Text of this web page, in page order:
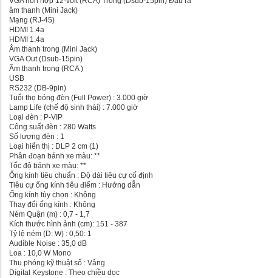
âm thanh (Mini Jack)
Mạng (RJ-45)
HDMI 1.4a
HDMI 1.4a
Âm thanh trong (Mini Jack)
VGA Out (Dsub-15pin)
Âm thanh trong (RCA )
USB
RS232 (DB-9pin)
Tuổi thọ bóng đèn (Full Power) : 3.000 giờ
Lamp Life (chế độ sinh thái) : 7.000 giờ
Loại đèn : P-VIP
Công suất đèn : 280 Watts
Số lượng đèn : 1
Loại hiển thị : DLP 2 cm (1)
Phân đoạn bánh xe màu: **
Tốc độ bánh xe màu: **
Ống kính tiêu chuẩn : Độ dài tiêu cự cố định
Tiêu cự ống kính tiêu điểm : Hướng dẫn
Ống kính tùy chọn : Không
Thay đổi ống kính : Không
Ném Quận (m) : 0,7 - 1,7
Kích thước hình ảnh (cm): 151 - 387
Tỷ lệ ném (D: W) : 0,50: 1
Audible Noise : 35,0 dB
Loa : 10,0 W Mono
Thu phóng kỹ thuật số : Vâng
Digital Keystone : Theo chiều dọc